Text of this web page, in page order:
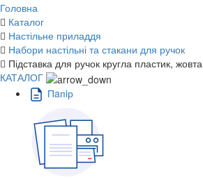
Головна
Каталог
Настільне приладдя
Набори настільні та стакани для ручок
Підставка для ручок кругла пластик, жовта
КАТАЛОГ
Пaпiр